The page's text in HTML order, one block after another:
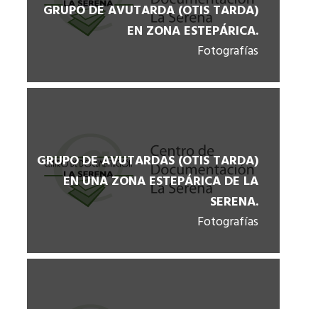
GRUPO DE AVUTARDA (OTIS TARDA)
EN ZONA ESTEPÁRICA.
Fotografías
GRUPO DE AVUTARDAS (OTIS TARDA)
EN UNA ZONA ESTEPÁRICA DE LA
SERENA.
Fotografías